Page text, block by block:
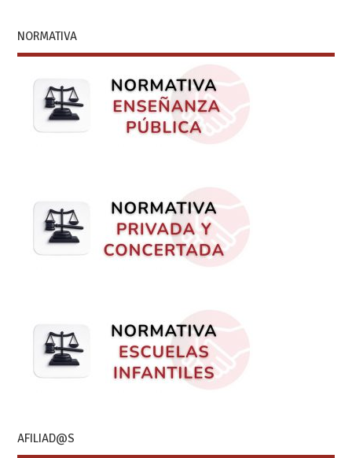
NORMATIVA
AFILIAD@S